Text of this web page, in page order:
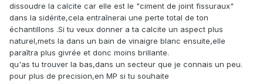
dissoudre la calcite car elle est le "ciment de joint fissuraux"
dans la sidérite,cela entraînerai une perte total de ton
échantillons .Si tu veux donner a ta calcite un aspect plus
naturel,mets la dans un bain de vinaigre blanc ensuite,elle
paraîtra plus givrée et donc moins brillante.
qu'as tu trouver la bas,dans un secteur que je connais un peu.
pour plus de precision,en MP si tu souhaite